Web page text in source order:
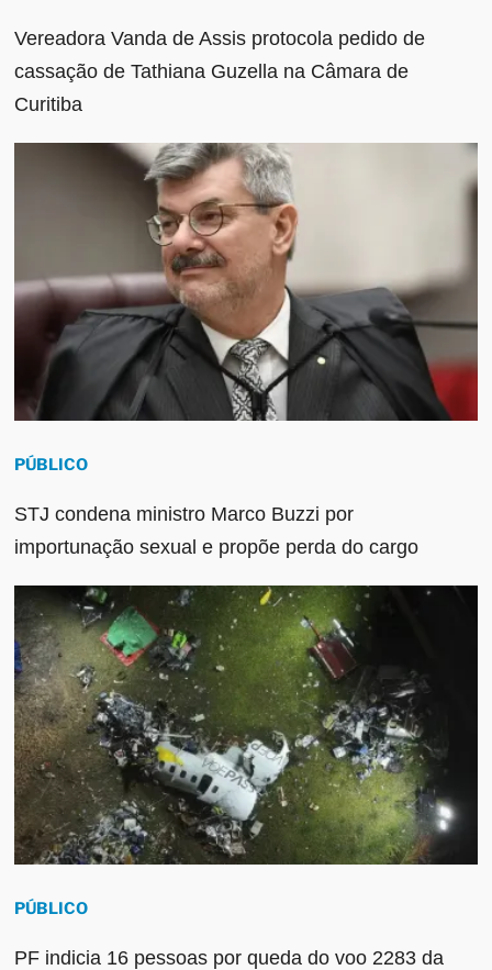
Vereadora Vanda de Assis protocola pedido de
cassação de Tathiana Guzella na Câmara de
Curitiba
PÚBLICO
STJ condena ministro Marco Buzzi por
importunação sexual e propõe perda do cargo
PÚBLICO
PF indicia 16 pessoas por queda do voo 2283 da